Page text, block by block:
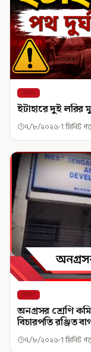
রাজ্য
ইটাহারে দুই
৭/৮/২০২৬ 1 মিনিট
রাজ্য
অনগ্রসর শ্রেণি
বিচারপতি রঞ্জিত
৭/৮/২০২৬ 1 মিনিট